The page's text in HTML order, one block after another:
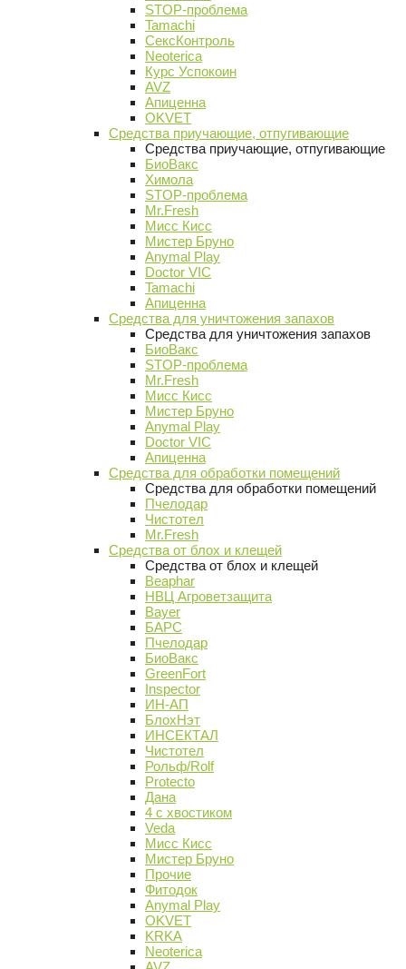
STOP-проблема
Tamachi
СексКонтроль
Neoterica
Курс Успокоин
AVZ
Апиценна
OKVET
Средства приучающие, отпугивающие
Средства приучающие, отпугивающие
БиоВакс
Химола
STOP-проблема
Mr.Fresh
Мисс Кисс
Мистер Бруно
Anymal Play
Doctor VIC
Tamachi
Апиценна
Средства для уничтожения запахов
Средства для уничтожения запахов
БиоВакс
STOP-проблема
Mr.Fresh
Мисс Кисс
Мистер Бруно
Anymal Play
Doctor VIC
Апиценна
Средства для обработки помещений
Средства для обработки помещений
Пчелодар
Чистотел
Mr.Fresh
Средства от блох и клещей
Средства от блох и клещей
Beaphar
НВЦ Агроветзащита
Bayer
БАРС
Пчелодар
БиоВакс
GreenFort
Inspector
ИН-АП
БлохНэт
ИНСЕКТАЛ
Чистотел
Рольф/Rolf
Protecto
Дана
4 с хвостиком
Veda
Мисс Кисс
Мистер Бруно
Прочие
Фитодок
Anymal Play
OKVET
KRKA
Neoterica